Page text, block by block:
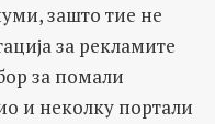
зашто тие не
за рекламите
за помали
и неколку портали